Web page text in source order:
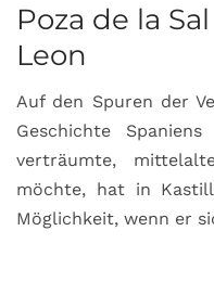
Poza de la
Leon
Auf den Spuren der
Geschichte
verträumte,
möchte, hat in
Möglichkeit, wenn er